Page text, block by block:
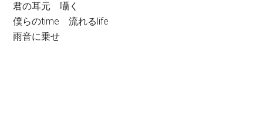
君の耳元 囁く
僕らのtime 流れるlife
雨音に乗せ